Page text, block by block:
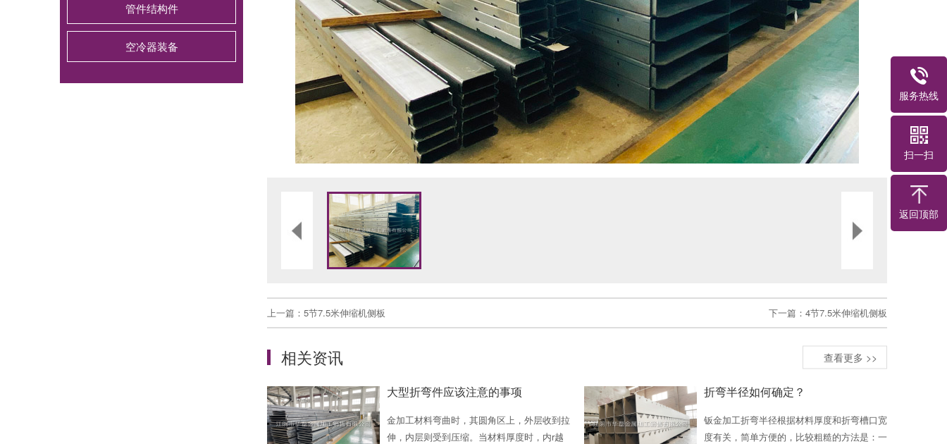
服务热线
扫一扫
返回顶部
管件结构件
空冷器装备
上一篇： 5节7.5米伸缩机侧板 下一篇： 4节7.5米伸缩机侧板
相关资讯 查看更多 >>
大型折弯件应该注意的事项
金加工材料弯曲时，其圆角区上，外层收到拉
伸，内层则受到压缩。当材料厚度时，内r越
折弯半径如何确定？
钣金加工折弯半径根据材料厚度和折弯槽口宽
度有关，简单方便的，比较粗糙的方法是：一